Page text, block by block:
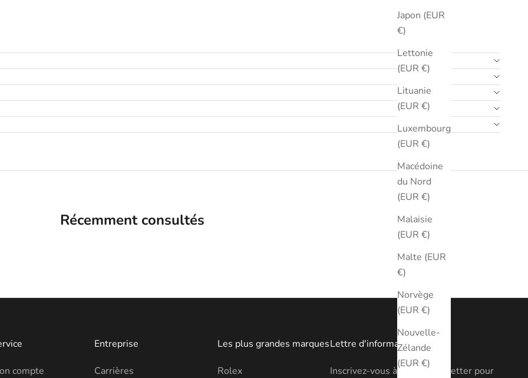
Japon (EUR
€)
Lettonie
(EUR €)
Lituanie
(EUR €)
Luxembourg
(EUR €)
Macédoine
du Nord
(EUR €)
Malaisie
(EUR €)
Malte (EUR
€)
Norvège
(EUR €)
Nouvelle-
Zélande
(EUR €)
Récemment consultés
compte
Entreprise
Carrières
Les plus grandes marques
Rolex
Lettre d'information
Inscrivez-vous à notre newsletter pour